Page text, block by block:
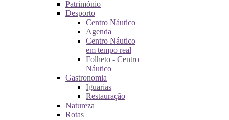
Património
Desporto
Centro Náutico
Agenda
Centro Náutico
em tempo real
Folheto - Centro
Náutico
Gastronomia
Iguarias
Restauração
Natureza
Rotas